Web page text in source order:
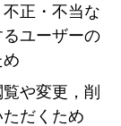
正・不当な
ユーザーの
や変更，削
だくため